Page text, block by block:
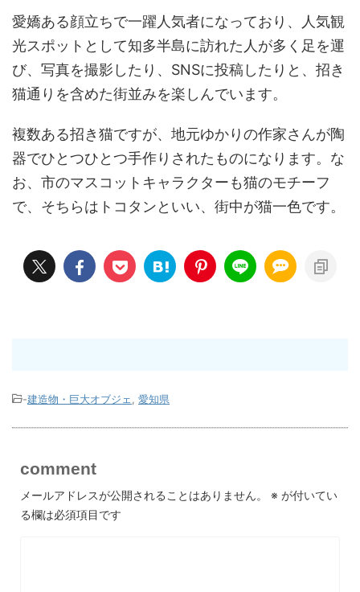
愛嬌ある顔立ちで一躍人気者になっており、人気観
光スポットとして知多半島に訪れた人が多く足を運
び、写真を撮影したり、SNSに投稿したりと、招き
猫通りを含めた街並みを楽しんでいます。
複数ある招き猫ですが、地元ゆかりの作家さんが陶
器でひとつひとつ手作りされたものになります。な
お、市のマスコットキャラクターも猫のモチーフ
で、そちらはトコタンといい、街中が猫一色です。
-建造物・巨大オブジェ 愛知県
comment
メールアドレスが公開されることはありません。 ※ が付いてい
る欄は必須項目です